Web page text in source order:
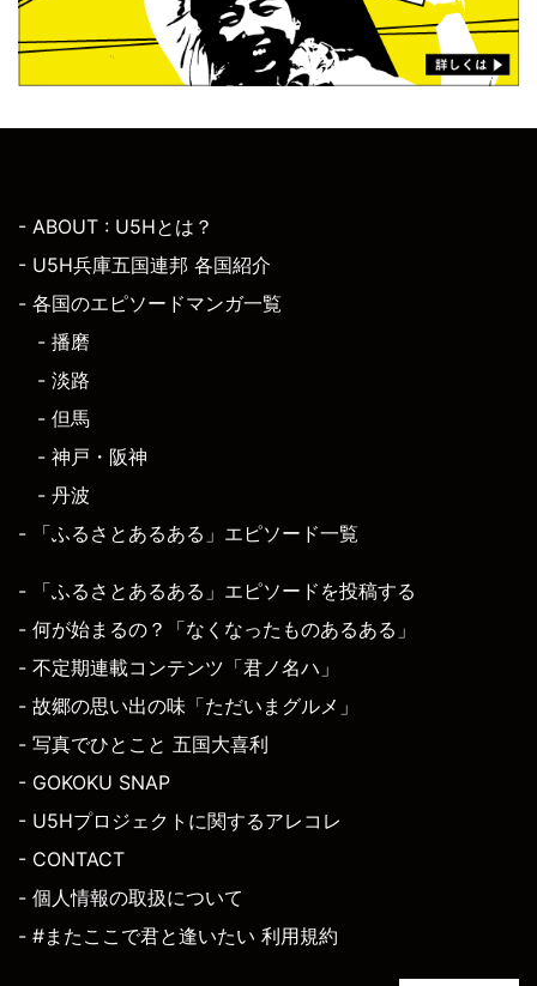
- ABOUT : U5Hとは？
- U5H兵庫五国連邦 各国紹介
- 各国のエピソードマンガ一覧
- 播磨
- 淡路
- 但馬
- 神戸・阪神
- 丹波
- 「ふるさとあるある」エピソード一覧
- 「ふるさとあるある」エピソードを投稿する
- 何が始まるの？「なくなったものあるある」
- 不定期連載コンテンツ「君ノ名ハ」
- 故郷の思い出の味「ただいまグルメ」
- 写真でひとこと 五国大喜利
- GOKOKU SNAP
- U5Hプロジェクトに関するアレコレ
- CONTACT
- 個人情報の取扱について
- #またここで君と逢いたい 利用規約